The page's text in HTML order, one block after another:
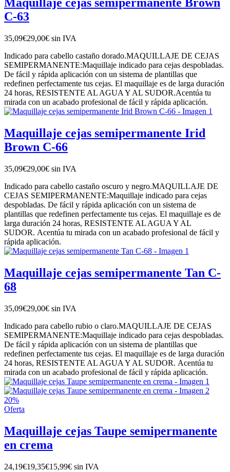
Maquillaje cejas semipermanente Brown
C-63
35,09€29,00€ sin IVA
Indicado para cabello castaño dorado.MAQUILLAJE DE CEJAS
SEMIPERMANENTE:Maquillaje indicado para cejas despobladas.
De fácil y rápida aplicación con un sistema de plantillas que
redefinen perfectamente tus cejas. El maquillaje es de larga duración
24 horas, RESISTENTE AL AGUA Y AL SUDOR.Acentúa tu
mirada con un acabado profesional de fácil y rápida aplicación.
Maquillaje cejas semipermanente Irid
Brown C-66
35,09€29,00€ sin IVA
Indicado para cabello castaño oscuro y negro.MAQUILLAJE DE
CEJAS SEMIPERMANENTE:Maquillaje indicado para cejas
despobladas. De fácil y rápida aplicación con un sistema de
plantillas que redefinen perfectamente tus cejas. El maquillaje es de
larga duración 24 horas, RESISTENTE AL AGUA Y AL
SUDOR. Acentúa tu mirada con un acabado profesional de fácil y
rápida aplicación.
Maquillaje cejas semipermanente Tan C-
68
35,09€29,00€ sin IVA
Indicado para cabello rubio o claro.MAQUILLAJE DE CEJAS
SEMIPERMANENTE:Maquillaje indicado para cejas despobladas.
De fácil y rápida aplicación con un sistema de plantillas que
redefinen perfectamente tus cejas. El maquillaje es de larga duración
24 horas, RESISTENTE AL AGUA Y AL SUDOR. Acentúa tu
mirada con un acabado profesional de fácil y rápida aplicación.
20%
Oferta
Maquillaje cejas Taupe semipermanente
en crema
24,19€19,35€15,99€ sin IVA